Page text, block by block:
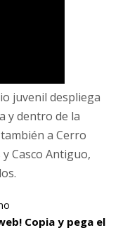
juvenil despliega
y dentro de la
a Cerro
Casco Antiguo,
Copia y pega el